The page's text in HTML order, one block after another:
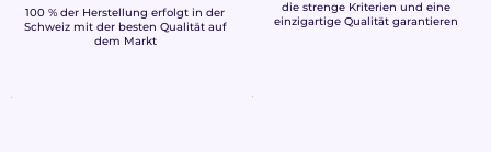
100 % der Herstellung erfolgt in der
Schweiz mit der besten Qualität auf
dem Markt
die strenge Kriterien und eine
einzigartige Qualität garantieren